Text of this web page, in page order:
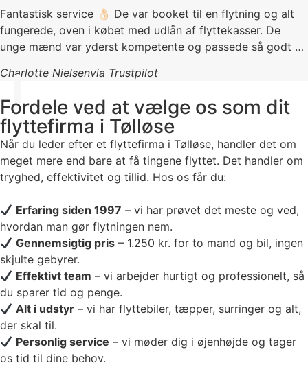
Fantastisk service 👌🏻 De var booket til en flytning og alt
fungerede, oven i købet med udlån af flyttekasser. De
unge mænd var yderst kompetente og passede så godt på
til hver en tid bruge dem igen 😊 Kæmpe anbefaling
Charlotte Nielsenvia Trustpilot
Fordele ved at vælge os som dit
flyttefirma i Tølløse
Når du leder efter et flyttefirma i Tølløse, handler det om
meget mere end bare at få tingene flyttet. Det handler om
tryghed, effektivitet og tillid. Hos os får du:
Erfaring siden 1997 – vi har prøvet det meste og ved,
hvordan man gør flytningen nem.
Gennemsigtig pris – 1.250 kr. for to mand og bil, ingen
skjulte gebyrer.
Effektivt team – vi arbejder hurtigt og professionelt, så
du sparer tid og penge.
Alt i udstyr – vi har flyttebiler, tæpper, surringer og alt,
der skal til.
Personlig service – vi møder dig i øjenhøjde og tager
os tid til dine behov.